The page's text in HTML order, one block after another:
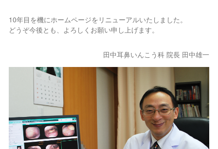
10年目を機にホームページをリニューアルいたしました。
どうぞ今後とも、よろしくお願い申し上げます。
田中耳鼻いんこう科 院長 田中雄一